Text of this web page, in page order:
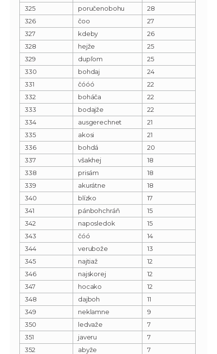
325
poručenobohu
28
326
čoo
27
327
kdeby
26
328
hejže
25
329
dupľom
25
330
bohdaj
24
331
čóóó
22
332
boháča
22
333
bodajže
22
334
ausgerechnet
21
335
akosi
21
336
bohdá
20
337
všakhej
18
338
prisám
18
339
akurátne
18
340
blízko
17
341
pánbohchráň
15
342
naposledok
15
343
čóó
14
344
verubože
13
345
najtiaž
12
346
najskorej
12
347
hocako
12
348
dajboh
11
349
neklamne
9
350
ledvaže
7
351
javeru
7
352
abyže
7